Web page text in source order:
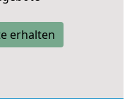
erhalten